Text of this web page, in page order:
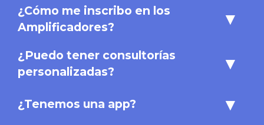
¿Cómo me inscribo en los
Amplificadores?
▾
¿Puedo tener consultorías
personalizadas?
▾
¿Tenemos una app? ▾